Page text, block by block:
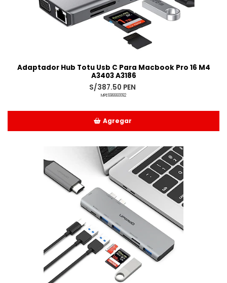
Adaptador Hub Totu Usb C Para Macbook Pro 16 M4
A3403 A3186
S/387.50 PEN
MPE696660092
Agregar